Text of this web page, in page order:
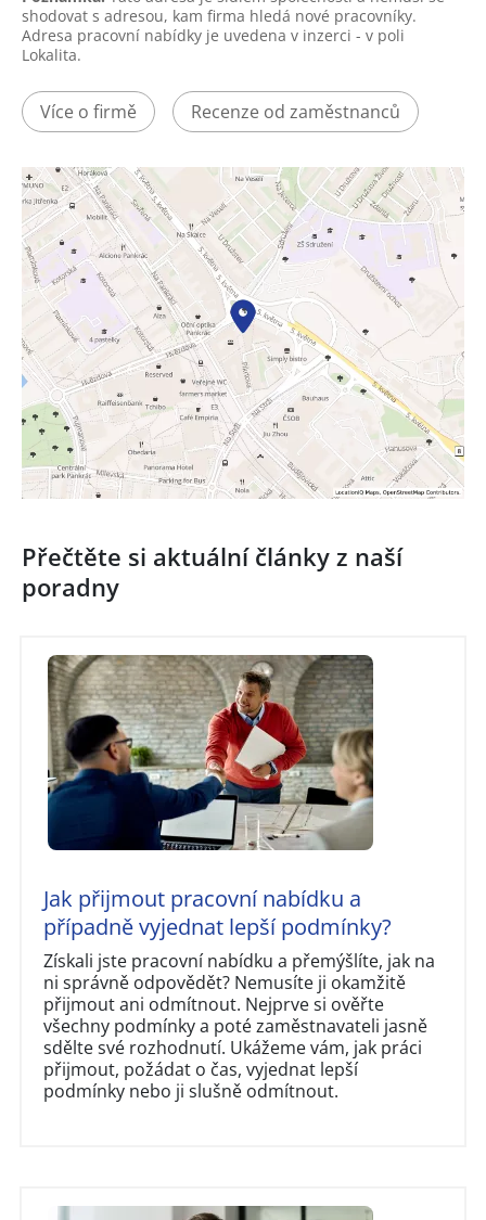
shodovat s adresou, kam firma hledá nové pracovníky.
Adresa pracovní nabídky je uvedena v inzerci - v poli
Lokalita.
Více o firmě Recenze od zaměstnanců
Přečtěte si aktuální články z naší
poradny
Jak přijmout pracovní nabídku a
případně vyjednat lepší podmínky?
Získali jste pracovní nabídku a přemýšlíte, jak na
ni správně odpovědět? Nemusíte ji okamžitě
přijmout ani odmítnout. Nejprve si ověřte
všechny podmínky a poté zaměstnavateli jasně
sdělte své rozhodnutí. Ukážeme vám, jak práci
přijmout, požádat o čas, vyjednat lepší
podmínky nebo ji slušně odmítnout.